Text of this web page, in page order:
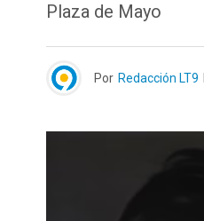
Plaza de Mayo
Por Redacción LT9